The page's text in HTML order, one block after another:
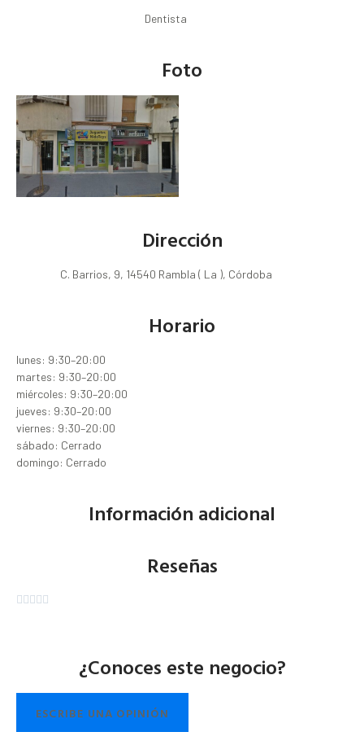
Dentista
Foto
Dirección
C. Barrios, 9, 14540 Rambla ( La ), Córdoba
Horario
lunes: 9:30–20:00
martes: 9:30–20:00
miércoles: 9:30–20:00
jueves: 9:30–20:00
viernes: 9:30–20:00
sábado: Cerrado
domingo: Cerrado
Información adicional
Reseñas
    
¿Conoces este negocio?
ESCRIBE UNA OPINIÓN